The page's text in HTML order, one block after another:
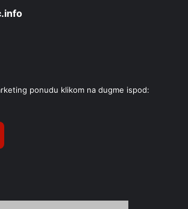
ponudu klikom na dugme ispod: